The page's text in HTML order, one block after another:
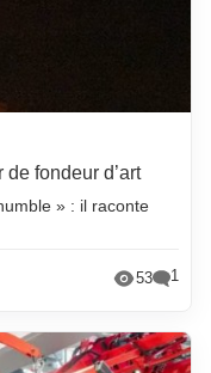
fondeur d’art
» : il raconte
53 1